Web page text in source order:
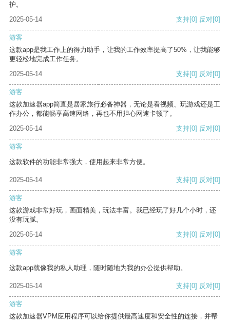
护。
2025-05-14
支持[0] 反对[0]
游客
这款app是我工作上的得力助手，让我的工作效率提高了50%，让我能够
更轻松地完成工作任务。
2025-05-14
支持[0] 反对[0]
游客
这款加速器app简直是居家旅行必备神器，无论是看视频、玩游戏还是工
作办公，都能畅享高速网络，再也不用担心网速卡顿了。
2025-05-14
支持[0] 反对[0]
游客
这款软件的功能非常强大，使用起来非常方便。
2025-05-14 支持[0] 反对[0]
游客
这款游戏非常好玩，画面精美，玩法丰富。我已经玩了好几个小时，还
没有玩腻。
2025-05-14
支持[0] 反对[0]
游客
这款app就像我的私人助理，随时随地为我的办公提供帮助。
2025-05-14 支持[0] 反对[0]
游客
这款加速器VPM应用程序可以给你提供最高速度和安全性的连接，并帮